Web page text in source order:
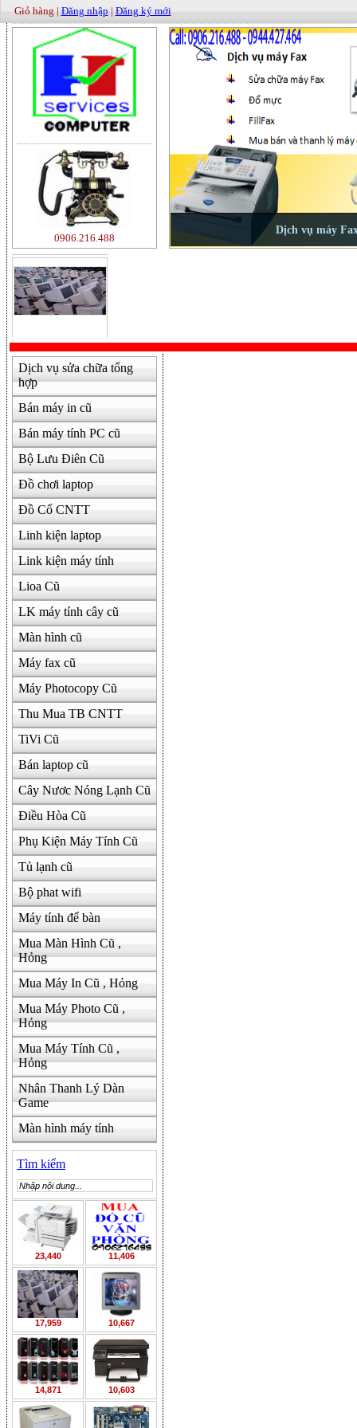
Giỏ hàng | Đăng nhập | Đăng ký mới
0906.216.488
Dịch vụ sửa chữa tổng
hợp
Bán máy in cũ
Bán máy tính PC cũ
Bộ Lưu Điên Cũ
Đồ chơi laptop
Đồ Cổ CNTT
Linh kiện laptop
Link kiện máy tính
Lioa Cũ
LK máy tính cây cũ
Màn hình cũ
Máy fax cũ
Máy Photocopy Cũ
Thu Mua TB CNTT
TiVi Cũ
Bán laptop cũ
Cây Nươc Nóng Lạnh Cũ
Điều Hòa Cũ
Phụ Kiện Máy Tính Cũ
Tủ lạnh cũ
Bộ phat wifi
Máy tính để bàn
Mua Màn Hình Cũ ,
Hỏng
Mua Máy In Cũ , Hỏng
Mua Máy Photo Cũ ,
Hỏng
Mua Máy Tính Cũ ,
Hỏng
Nhân Thanh Lý Dàn
Game
Màn hình máy tính
Tìm kiếm
23,440 11,406
17,959 10,667
14,871 10,603